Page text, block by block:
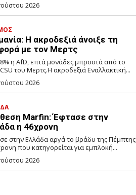
2026
Η ακροδεξιά άνοιξε τη
με τον Μερτς
η AfD, επτά μονάδες μπροστά από το
του Μερτς.Η ακροδεξιά Εναλλακτική...
2026
Marfin: Έφτασε στην
η 46χρονη
στην Ελλάδα αργά το βράδυ της Πέμπτης
που κατηγορείται για εμπλοκή...
2026